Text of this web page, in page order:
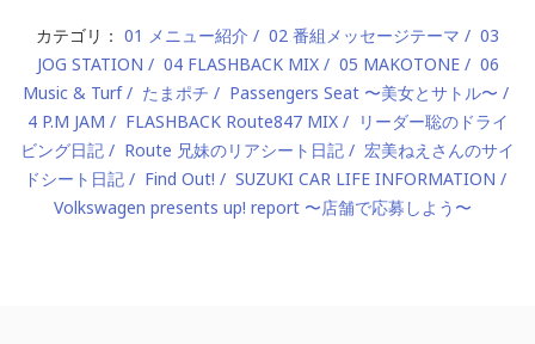
カテゴリ： 01 メニュー紹介 02 番組メッセージテーマ
03
JOG STATION
04 FLASHBACK MIX 05 MAKOTONE
06
Music & Turf
たまポチ
Passengers Seat 〜美女とサトル〜
4 P.M JAM
FLASHBACK Route847 MIX
リーダー聡のドライ
ビング日記
Route 兄妹のリアシート日記
宏美ねえさんのサイ
ドシート日記
Find Out!
SUZUKI CAR LIFE INFORMATION
Volkswagen presents up! report 〜店舗で応募しよう〜